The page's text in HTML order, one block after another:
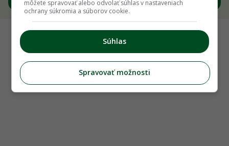
môžete spravovať alebo odvolať súhlas v nastaveniach
ochrany súkromia a súborov cookie.
Súhlas
Spravovať možnosti